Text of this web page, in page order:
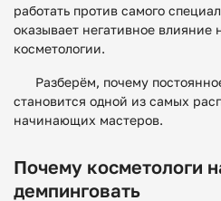
работать против самого
оказывает негативное влияние
косметологии.
Разберём, почему
становится одной из самых
начинающих мастеров.
Почему косметологи
демпинговать